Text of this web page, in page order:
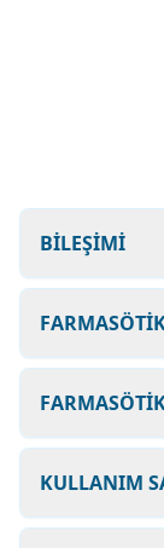
BİLEŞİMİ
KULLANIM